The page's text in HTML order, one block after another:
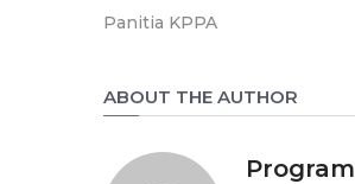
Panitia KPPA
ABOUT THE AUTHOR